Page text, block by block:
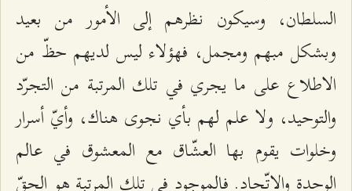
السلطان، وسيكون نظرهم إلى الأمور من بعيد
وبشكل مبهم ومجمل، فهؤلاء ليس لديهم حظّ من
الاطلاع على ما يجري في تلك المرتبة من التجرّد
والتوحيد، ولا علم لهم بأي نجوى هناك، وأيّ أسرار
وخلوات يقوم بها العشّاق مع المعشوق في عالم
الوحدة والاتّحاد. فالموجود في تلك المرتبة هو الحقّ